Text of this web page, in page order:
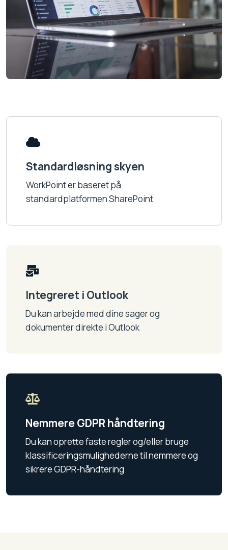
Standardløsning skyen
WorkPoint er baseret på
standardplatformen SharePoint
Integreret i Outlook
Du kan arbejde med dine sager og
dokumenter direkte i Outlook
Nemmere GDPR håndtering
Du kan oprette faste regler og/eller bruge
klassificeringsmulighederne til nemmere og
sikrere GDPR-håndtering